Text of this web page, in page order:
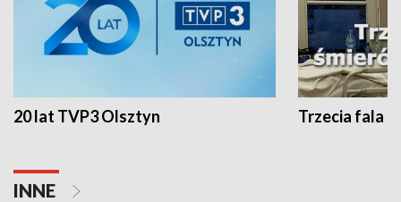
20 lat TVP3 Olsztyn Trzecia fala -
INNE